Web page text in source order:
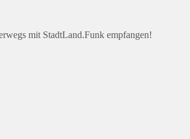
mit StadtLand.Funk empfangen!